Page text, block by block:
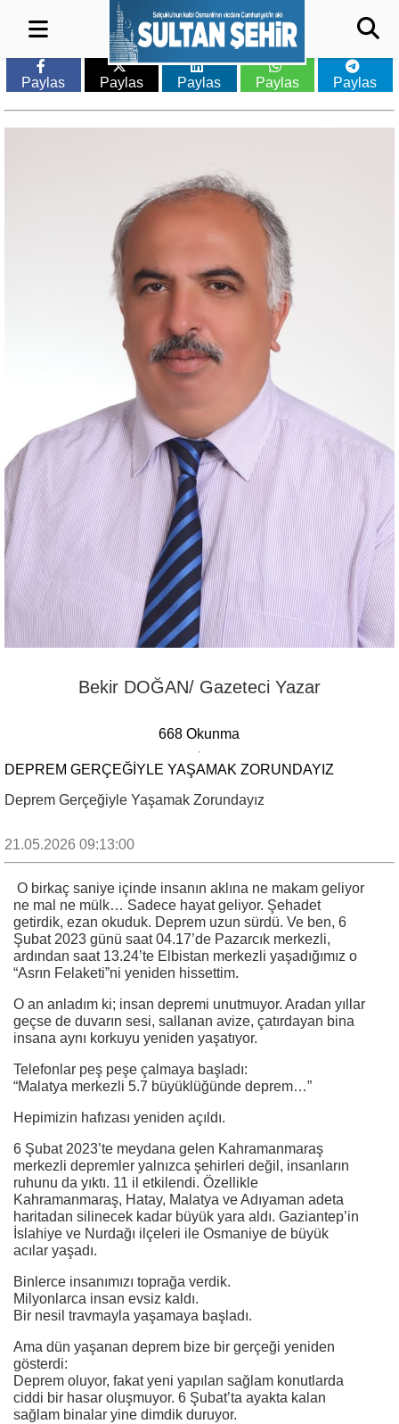
Paylas Paylas Paylas Paylas Paylas
Bekir DOĞAN/ Gazeteci Yazar
668 Okunma
DEPREM GERÇEĞIYLE YAŞAMAK ZORUNDAYIZ
Deprem Gerçeğiyle Yaşamak Zorundayız
21.05.2026 09:13:00
O birkaç saniye içinde insanın aklına ne makam geliyor
ne mal ne mülk… Sadece hayat geliyor. Şehadet
getirdik, ezan okuduk. Deprem uzun sürdü. Ve ben, 6
Şubat 2023 günü saat 04.17’de Pazarcık merkezli,
ardından saat 13.24’te Elbistan merkezli yaşadığımız o
“Asrın Felaketi”ni yeniden hissettim.
O an anladım ki; insan depremi unutmuyor. Aradan yıllar
geçse de duvarın sesi, sallanan avize, çatırdayan bina
insana aynı korkuyu yeniden yaşatıyor.
Telefonlar peş peşe çalmaya başladı:
“Malatya merkezli 5.7 büyüklüğünde deprem…”
Hepimizin hafızası yeniden açıldı.
6 Şubat 2023’te meydana gelen Kahramanmaraş
merkezli depremler yalnızca şehirleri değil, insanların
ruhunu da yıktı. 11 il etkilendi. Özellikle
Kahramanmaraş, Hatay, Malatya ve Adıyaman adeta
haritadan silinecek kadar büyük yara aldı. Gaziantep’in
İslahiye ve Nurdağı ilçeleri ile Osmaniye de büyük
acılar yaşadı.
Binlerce insanımızı toprağa verdik.
Milyonlarca insan evsiz kaldı.
Bir nesil travmayla yaşamaya başladı.
Ama dün yaşanan deprem bize bir gerçeği yeniden
gösterdi:
Deprem oluyor, fakat yeni yapılan sağlam konutlarda
ciddi bir hasar oluşmuyor. 6 Şubat’ta ayakta kalan
sağlam binalar yine dimdik duruyor.